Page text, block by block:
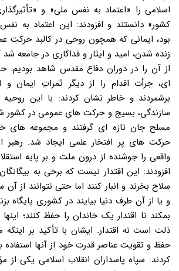
اسلامی را «اعتماد به نفس ملی» و
کشور» دانستند و افزودند: این اعتماد به
بود، ایمانی که همچون روحی در کالبد حرکت
زنده شدن، امید و ایثار و فداکاری در جامعه شد
از آن را در دوران دفاع مقدس شاهد بودیم.
ای، جرأت اقدام را از دیگر ثمراتِ ایمان
برشمردند و خاطر نشان کردند: با این
سازندگی، بسیج و حرکت های عمومی در کشور
مسلح جان تازه ای گرفتند و مجموعه های
حرکت های پر افتخار علمی ایجاد شد. رهبر
واقعی را جوشنده از درون ملت و بر پایه
افزودند: این اقتدار نیست که برخی به
سلاح بخرند و انبار کنند اما حتی نتوانند از آن
و یا از آن طرف دنیا بیایند در کشوری پایگاه
بمکند تا اقتدار یک خاندان را حفظ کنند؛
ذلت است نه اقتدار. ایشان با تأکید بر
حفظ و تقویت عناصر قدرت خود از آنها استفاده
کردند: سپاه پاسداران انقلاب اسلامی یکی